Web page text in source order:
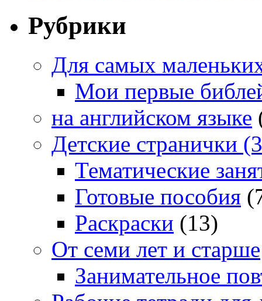
Рубрики
Для самых
Мои первые
на английском языке
Детские странички
Тематические
Готовые пособия
Раскраски (13)
От семи лет и старше
Занимательное